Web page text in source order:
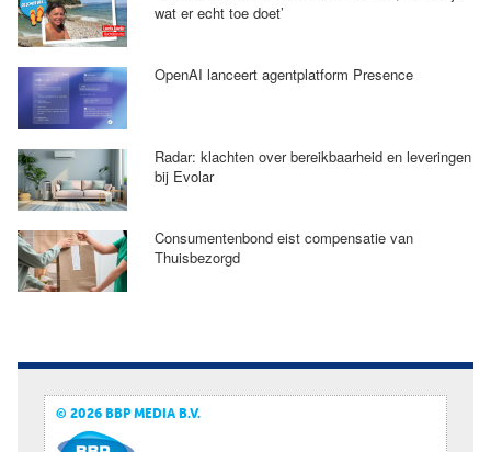
wat er echt toe doet’
OpenAI lanceert agentplatform Presence
Radar: klachten over bereikbaarheid en leveringen
bij Evolar
Consumentenbond eist compensatie van
Thuisbezorgd
© 2026 BBP MEDIA B.V.